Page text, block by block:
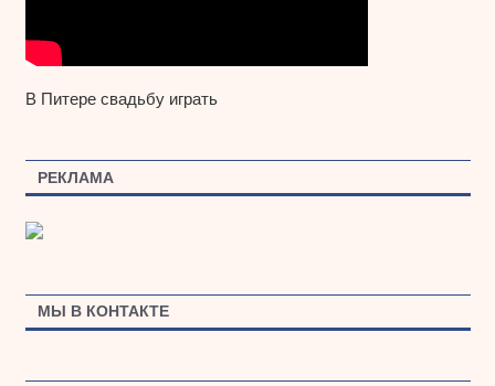
В Питере свадьбу играть
РЕКЛАМА
МЫ В КОНТАКТЕ